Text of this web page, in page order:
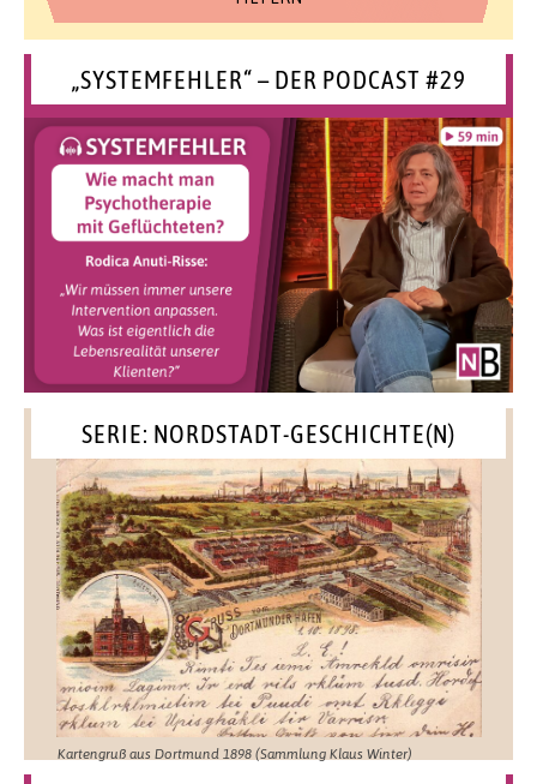
„SYSTEMFEHLER“ – DER PODCAST #29
SERIE: NORDSTADT-GESCHICHTE(N)
Kartengruß aus Dortmund 1898 (Sammlung Klaus Winter)